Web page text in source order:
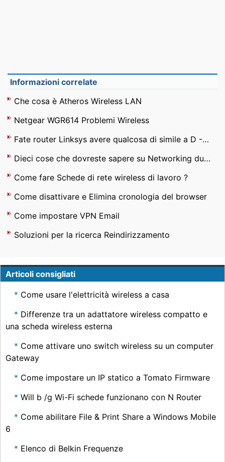
Informazioni correlate
Che cosa è Atheros Wireless LAN
Netgear WGR614 Problemi Wireless
Fate router Linksys avere qualcosa di simile a D -Link SharePort
Dieci cose che dovreste sapere su Networking due edifici
Come fare Schede di rete wireless di lavoro ?
Come disattivare e Elimina cronologia del browser
Come impostare VPN Email
Soluzioni per la ricerca Reindirizzamento
Articoli consigliati
Come usare l'elettricità wireless a casa
Differenze tra un adattatore wireless compatto e
una scheda wireless esterna
Come attivare uno switch wireless su un computer
Gateway
Come impostare un IP statico a Tomato Firmware
Will b /g Wi-Fi schede funzionano con N Router
Come abilitare File & Print Share a Windows Mobile
6
Elenco di Belkin Frequenze